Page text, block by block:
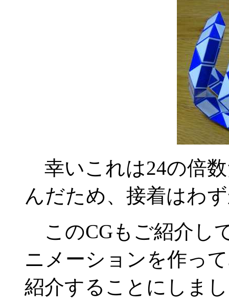
幸いこれは24の倍
んだため、接着はわ
このCGもご紹介し
ニメーションを作っ
紹介することにしま